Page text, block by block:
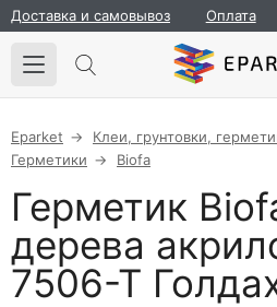
Доставка и самовывоз Оплата
Eparket Клеи, грунтовки,
Герметики
Biofa
Герметик
дерева
7506-Т